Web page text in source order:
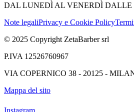
DAL LUNEDÌ AL VENERDÌ DALLE
Note legaliPrivacy e Cookie Policy
© 2025 Copyright ZetaBarber srl
P.IVA 12526760967
VIA COPERNICO 38 - 20125 -
Mappa del sito
Instagram